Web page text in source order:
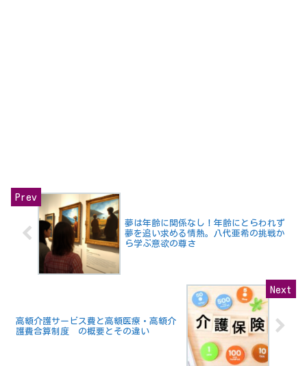
夢は年齢に関係なし！年齢にとらわれず
夢を追い求める情熱。八代亜希の挑戦か
ら学ぶ意欲の尊さ
高額介護サービス費と高額医療・高額介
護費合算制度 の概要とその違い